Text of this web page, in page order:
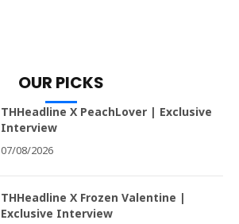
OUR PICKS
THHeadline X PeachLover | Exclusive
Interview
07/08/2026
THHeadline X Frozen Valentine |
Exclusive Interview